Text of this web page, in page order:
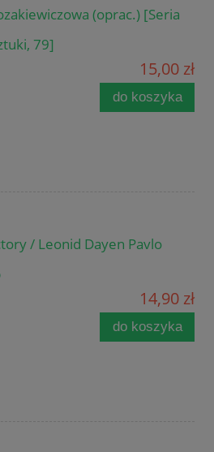
(oprac.) [Seria
79]
15,00 zł
do koszyka
/ Leonid Dayen Pavlo
14,90 zł
do koszyka